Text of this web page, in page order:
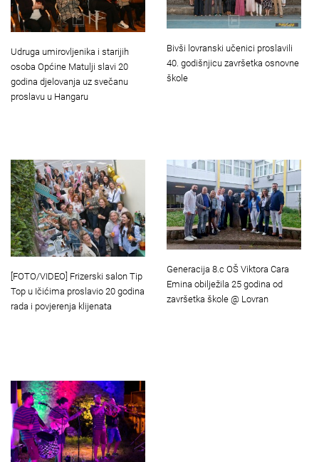
Udruga umirovljenika i starijih
osoba Općine Matulji slavi 20
godina djelovanja uz svečanu
proslavu u Hangaru
Bivši lovranski učenici proslavili
40. godišnjicu završetka osnovne
škole
[FOTO/VIDEO] Frizerski salon Tip
Top u Ičićima proslavio 20 godina
rada i povjerenja klijenata
Generacija 8.c OŠ Viktora Cara
Emina obilježila 25 godina od
završetka škole @ Lovran